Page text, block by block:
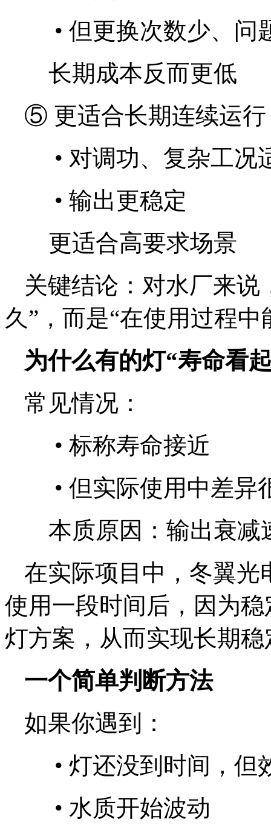
• 但更换次数少、问
长期成本反而更低
⑤ 更适合长期连续运行
• 对调功、复杂工况
• 输出更稳定
更适合高要求场景
关键结论：对水厂来说
久”，而是“在使用过程
为什么有的灯“寿命看
常见情况：
• 标称寿命接近
• 但实际使用中差异
本质原因：输出衰减
在实际项目中，冬翼光
使用一段时间后，因为
灯方案，从而实现长期
一个简单判断方法
如果你遇到：
• 灯还没到时间，但
• 水质开始波动